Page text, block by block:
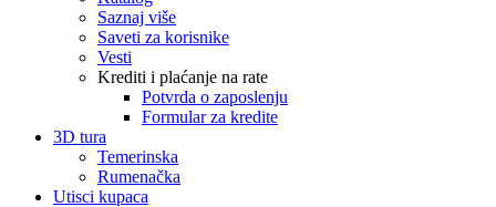
Saznaj više
Saveti za korisnike
Vesti
Krediti i plaćanje na rate
Potvrda o zaposlenju
Formular za kredite
3D tura
Temerinska
Rumenačka
Utisci kupaca